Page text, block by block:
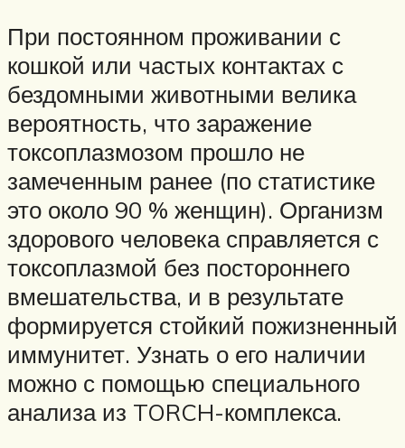
При постоянном проживании с
кошкой или частых контактах с
бездомными животными велика
вероятность, что заражение
токсоплазмозом прошло не
замеченным ранее (по статистике
это около 90 % женщин). Организм
здорового человека справляется с
токсоплазмой без постороннего
вмешательства, и в результате
формируется стойкий пожизненный
иммунитет. Узнать о его наличии
можно с помощью специального
анализа из TORCH-комплекса.